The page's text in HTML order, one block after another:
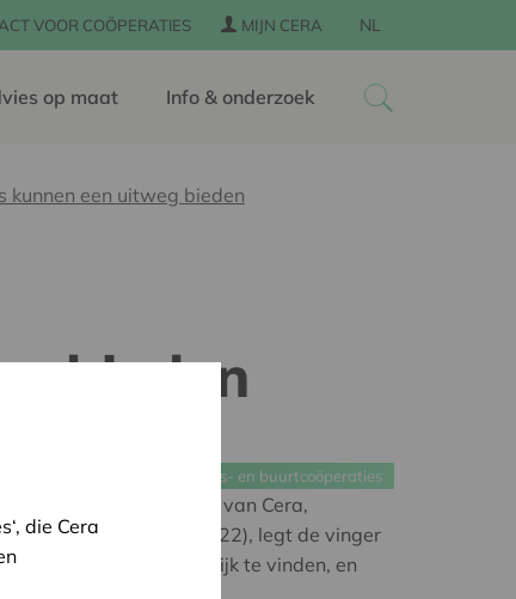
VOOR COÖPERATIES MIJN CERA NL
op maat Info & onderzoek
kunnen een uitweg bieden
bieden
Dorps- en buurtcoöperaties
en coöperatief wonen van Cera,
Belgen (februari 2022), legt de vinger
woningen zijn moeilijk te vinden, en
die Cera